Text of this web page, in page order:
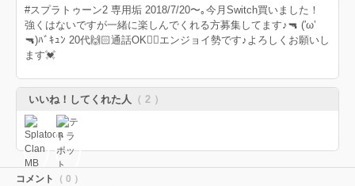
#スプラトゥーン2 専用垢 2018/7/20〜｡今月Switch買いました！
強くはないですが一緒に楽しんでくれる方募集してます♪🔫 (′ω’
🔫)ﾊﾞｷｭﾝ 20代🙌🏻通話OK👌🏻エンジョイ勢です♪よろしくお願いし
ます💓
いいね！してくれた人 （ 2 ）
コメント （ 0 ）